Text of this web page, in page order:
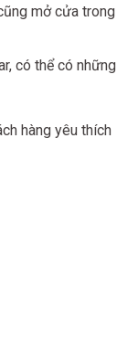
mở cửa trong
có thể có những
hàng yêu thích